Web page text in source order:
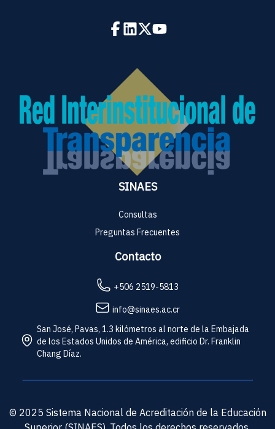
SINAES
Consultas
Preguntas Frecuentes
Contacto
+506 2519-5813
info@sinaes.ac.cr
San José, Pavas, 1.3 kilómetros al norte de la Embajada
de los Estados Unidos de América, edificio Dr. Franklin
Chang Díaz.
© 2025 Sistema Nacional de Acreditación de la Educación